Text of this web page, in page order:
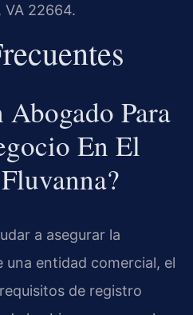
VA 22664.
Para
En El
a asegurar la
entidad comercial, el
de registro